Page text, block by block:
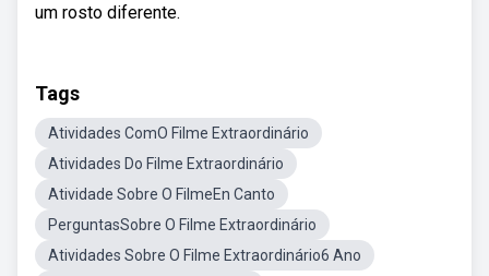
um rosto diferente.
Tags
Atividades ComO Filme Extraordinário
Atividades Do Filme Extraordinário
Atividade Sobre O FilmeEn Canto
PerguntasSobre O Filme Extraordinário
Atividades Sobre O Filme Extraordinário6 Ano